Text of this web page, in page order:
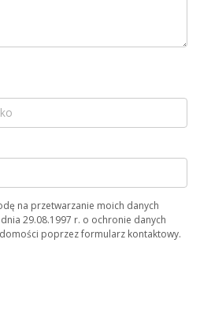
na przetwarzanie moich danych
29.08.1997 r. o ochronie danych
poprzez formularz kontaktowy.